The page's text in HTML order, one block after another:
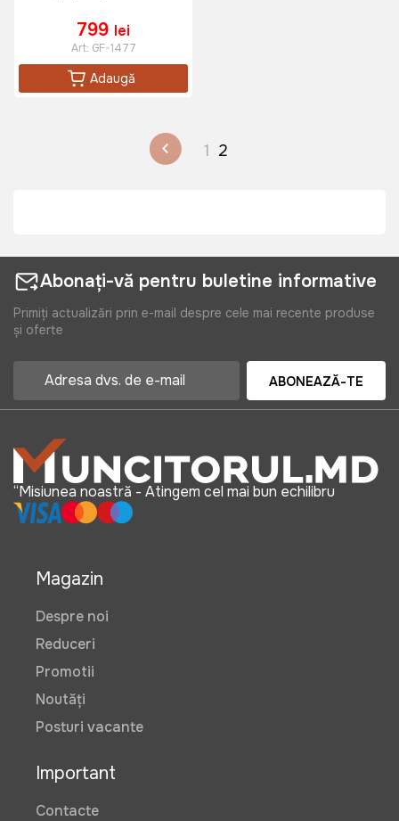
799 lei
Art: GF-1477
Adaugă
1 2
Abonați-vă pentru buletine informative
Primiți actualizări prin e-mail despre cele mai recente produse
și oferte
ABONEAZĂ-TE
“Misiunea noastră - Atingem cel mai bun echilibru
Magazin
Despre noi
Reduceri
Promotii
Noutăți
Posturi vacante
Important
Contacte